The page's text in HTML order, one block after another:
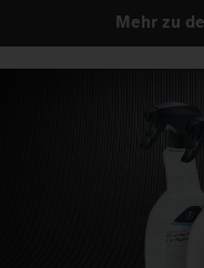
Mehr zu